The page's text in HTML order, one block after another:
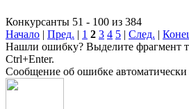
Конкурсанты 51 - 100 из 384
Начало | Пред. | 1 2 3 4 5 | След. |
Нашли ошибку? Выделите фрагмент
Ctrl+Enter.
Сообщение об ошибке